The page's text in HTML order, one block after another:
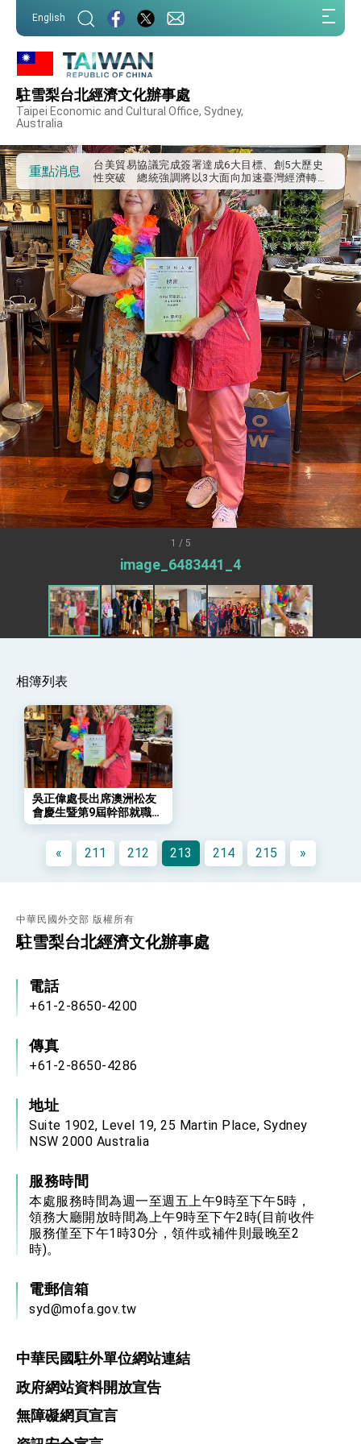
English
駐雪梨台北經濟文化辦事處
Taipei Economic and Cultural Office, Sydney,
Australia
重點消息
及「台灣智慧醫療與健康產業展」預告短片，向
世界展現台灣守護全球健康的創新能量
總統出訪史瓦帝尼返國談話 強調臺灣人有權利
堅定走向世界 賴總統抵達史瓦帝尼王國進行國是
訪問
總統與五院院長新春茶敘 盼化分歧為團結、為
國家邁出合作第一步
台美貿易協議完成簽署達成6大目標、創5大歷史
性突破 總統強調將以3大面向加速臺灣經濟轉型
升級 籲請立院全力支持並盡速通過
臺美簽署「對等貿易協定」確立對等關稅15%且不
疊加 我輸美2072項產品豁免對等關稅
總統接受「法新社」（AFP）專訪內容
外交部長林佳龍於《外交事務》撰文指出：自由
世界 需要台灣，團結合作方能守護繁榮
外交部長林佳龍出席《台灣光華雜誌》50週年慶
「見證蛻變，分享世界的光華」開幕式，期許數
位轉 型迎向下個50年
總統主持「台美經濟繁榮夥伴對話」記者會 說
明臺美合作三大戰略方向 盼與民主夥伴共同引
領 下一個世代的繁榮
外交部長林佳龍接受印尼「時代雜誌」專訪，闡
述印太安全局勢，籲深化台印尼半導體供應鏈合
作
外交部長林佳龍午宴歡迎美國聯邦參議員蓋耶哥
訪問團
外交部長林佳龍接見美國智庫「德國馬歇爾基金
會」訪問團一行，深化跨大西洋戰略夥伴關係
臺美經貿談判獲階段性成果 卓揆期勉爭取時間完
成「臺美對等貿易協定」簽署
卓揆：臺美關稅談判階段性結果有助臺灣取得有
利戰略地位 全力支持「臺美對等貿易協定」簽署
外交部與數位發展部攜手合作，整合台灣雄厚數
位實力，達成固邦榮邦目標
外交部長林佳龍主持第35次「參與亞太經濟合作
策略小組」跨部會會議
民調顯示多數國人滿意政府外交表現，高度支持
「總合外交」與台歐美日關係深化
總統以「韌性之島，希望之光」為題發表2026新
年談話
總統發表執政周年談話 盼面對未來挑戰 堅持
團結 迎風轉型 穩健前行
賴總統就職演說影片
總統重要談話
外交部重要言論
我國政府將在美國亞利桑納州設立「駐鳳凰城辦
事處」，進一步深化台美交流合作
1 / 5
image_6483441_4
相簿列表
吳正偉處長出席澳洲松友
會慶生暨第9屆幹部就職典
禮
« 211 212 213 214 215 »
中華民國外交部 版權所有
駐雪梨台北經濟文化辦事處
電話
+61-2-8650-4200
傳真
+61-2-8650-4286
地址
Suite 1902, Level 19, 25 Martin Place, Sydney
NSW 2000 Australia
服務時間
本處服務時間為週一至週五上午9時至下午5時，
領務大廳開放時間為上午9時至下午2時(目前收件
服務僅至下午1時30分，領件或補件則最晚至2
時)。
電郵信箱
syd@mofa.gov.tw
中華民國駐外單位網站連結
政府網站資料開放宣告
無障礙網頁宣言